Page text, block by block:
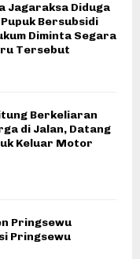
Jagaraksa Diduga
Bersubsidi
Diminta Segara
Tersebut
Berkeliaran
di Jalan, Datang
Keluar Motor
Pringsewu
Pringsewu